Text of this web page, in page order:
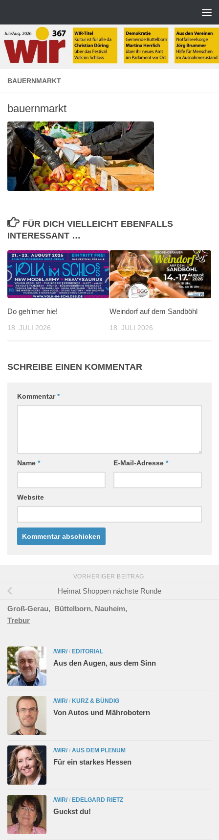
BAUERNMARKT
bauernmarkt
FÜR DICH VIELLEICHT EBENFALLS
INTERESSANT …
Do geh‘mer hie!
18. JULI 2026
Weindorf auf dem Sandböhl
18. JULI 2026
SCHREIBE EINEN KOMMENTAR
Kommentar*
Name * E-Mail-Adresse *
Website
VORHERIGER BEITRAG
Heimat Shoppen nächste Runde
Groß-Gerau, Büttelborn, Nauheim,
Trebur
/WIR/ / EDITORIAL
Aus den Augen, aus dem Sinn
/WIR/ / KURZ & BÜNDIG
Von Autos und Mährobotern
/WIR/ / AUS DEM PLENUM
Für ein starkes Hessen
/WIR/ / EDELGARD RIETZ
Guckst du!